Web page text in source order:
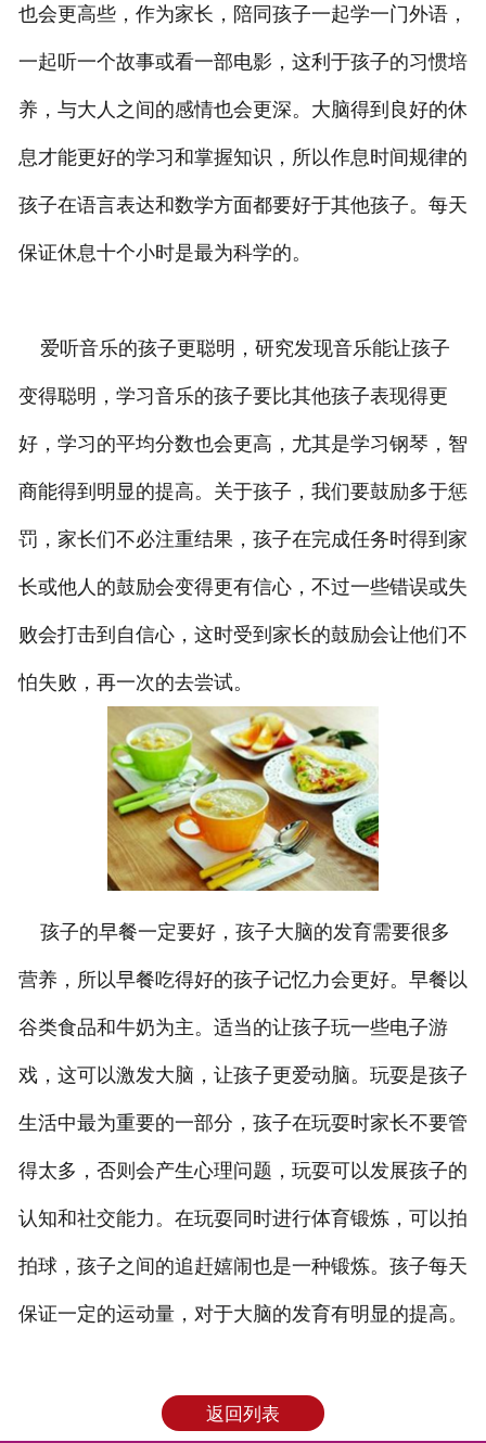
也会更高些，作为家长，陪同孩子一起学一门外语，
一起听一个故事或看一部电影，这利于孩子的习惯培
养，与大人之间的感情也会更深。大脑得到良好的休
息才能更好的学习和掌握知识，所以作息时间规律的
孩子在语言表达和数学方面都要好于其他孩子。每天
保证休息十个小时是最为科学的。
爱听音乐的孩子更聪明，研究发现音乐能让孩子
变得聪明，学习音乐的孩子要比其他孩子表现得更
好，学习的平均分数也会更高，尤其是学习钢琴，智
商能得到明显的提高。关于孩子，我们要鼓励多于惩
罚，家长们不必注重结果，孩子在完成任务时得到家
长或他人的鼓励会变得更有信心，不过一些错误或失
败会打击到自信心，这时受到家长的鼓励会让他们不
怕失败，再一次的去尝试。
孩子的早餐一定要好，孩子大脑的发育需要很多
营养，所以早餐吃得好的孩子记忆力会更好。早餐以
谷类食品和牛奶为主。适当的让孩子玩一些电子游
戏，这可以激发大脑，让孩子更爱动脑。玩耍是孩子
生活中最为重要的一部分，孩子在玩耍时家长不要管
得太多，否则会产生心理问题，玩耍可以发展孩子的
认知和社交能力。在玩耍同时进行体育锻炼，可以拍
拍球，孩子之间的追赶嬉闹也是一种锻炼。孩子每天
保证一定的运动量，对于大脑的发育有明显的提高。
返回列表